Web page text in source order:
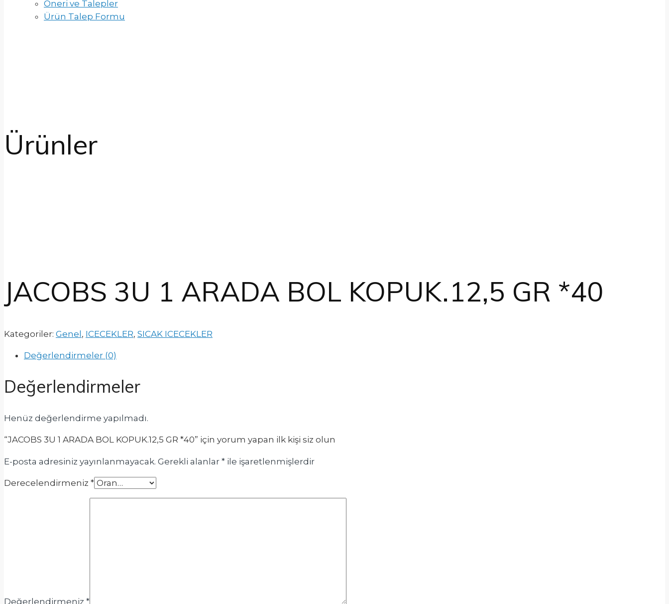
Öneri ve Talepler
Ürün Talep Formu
Ürünler
JACOBS 3U 1 ARADA BOL KOPUK.12,5 GR *40
Kategoriler: Genel, ICECEKLER, SICAK ICECEKLER
Değerlendirmeler (0)
Değerlendirmeler
Henüz değerlendirme yapılmadı.
“JACOBS 3U 1 ARADA BOL KOPUK.12,5 GR *40” için yorum yapan ilk kişi siz olun
E-posta adresiniz yayınlanmayacak. Gerekli alanlar * ile işaretlenmişlerdir
Derecelendirmeniz *
Değerlendirmeniz *